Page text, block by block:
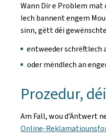
Wann Dir e Problem
Iech bannent engem
sinn, gëtt déi
entweeder schrëftlech
oder mëndlech an
Prozedur,
Am Fall, wou d’Äntwert
Online-